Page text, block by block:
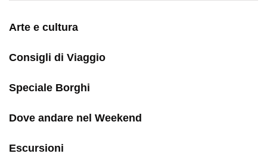
Arte e cultura
Consigli di Viaggio
Speciale Borghi
Dove andare nel Weekend
Escursioni